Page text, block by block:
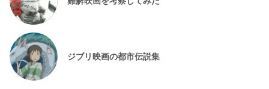
ジブリ映画の都市伝説集